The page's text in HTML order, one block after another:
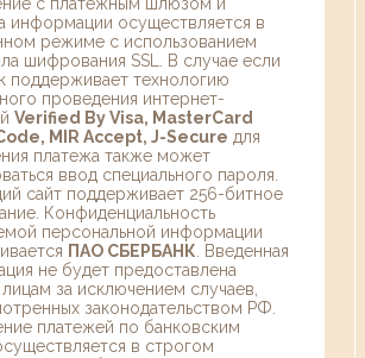
информации осуществляется в
режиме с использованием
шифрования SSL. В случае если
поддерживает технологию
проведения интернет-
Verified By Visa, MasterCard
MIR Accept, J-Secure для
платежа также может
ввод специального пароля.
сайт поддерживает 256-битное
Конфиденциальность
персональной информации
ПАО СБЕРБАНК . Введенная
не будет предоставлена
за исключением случаев,
законодательством РФ.
платежей по банковским
в строгом